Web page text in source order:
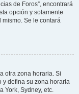
de Foros”, encontrará
opción y solamente
mismo. Se le contará
otra zona horaria. Si
y defina su zona horaria
York, Sydney, etc.